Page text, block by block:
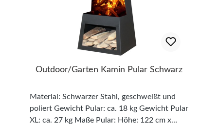
Outdoor/Garten Kamin Pular Schwarz
Material: Schwarzer Stahl, geschweißt und
poliert Gewicht Pular: ca. 18 kg Gewicht Pular
XL: ca. 27 kg Maße Pular: Höhe: 122 cm x